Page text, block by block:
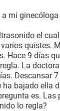
mi
el
quistes.
Hace 9 días
La
Descansar
ha bajado ella
es. Las
lo regla?